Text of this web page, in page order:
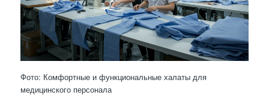
Фото: Комфортные и функциональные халаты для
медицинского персонала